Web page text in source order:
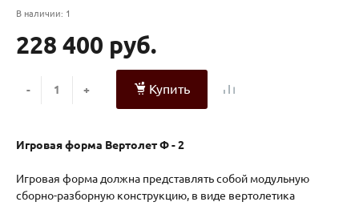
В наличии: 1
228 400 руб.
- + Купить
Игровая форма Вертолет Ф - 2
Игровая форма должна представлять собой модульную
сборно-разборную конструкцию, в виде вертолетика